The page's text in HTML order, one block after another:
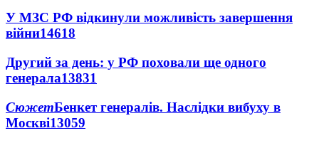
У МЗС РФ відкинули можливість завершення
війни14618
Другий за день: у РФ поховали ще одного
генерала13831
СюжетБенкет генералів. Наслідки вибуху в
Москві13059